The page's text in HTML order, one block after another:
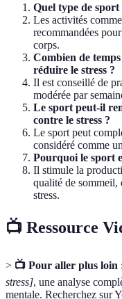
Quel type de
Les activités
recommandées
corps.
Combien de
réduire le stress ?
Il est conseillé de
modérée par
Le sport peut-il
contre le stress ?
Le sport peut
considéré comme
Pourquoi le sport
Il stimule la
qualité de sommeil,
stress.
📺 Ressource
> 📺 Pour aller plus loin
stress], une analyse
mentale. Recherchez sur